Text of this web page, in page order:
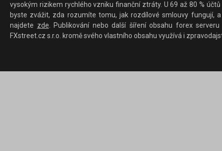
vysokým rizikem rychlého vzniku finanční ztráty. U 69 až 80 %
byste zvážit, zda rozumíte tomu, jak rozdílové smlouvy fungují,
najdete zde. Publikování nebo další šíření obsahu forex
FXstreet.cz s.r.o. kromě svého vlastního obsahu využívá i